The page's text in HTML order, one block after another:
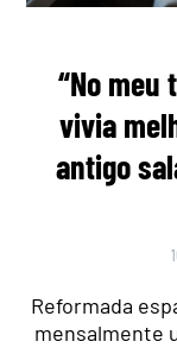
“No meu
vivia
antigo
Reformada
mensalmente